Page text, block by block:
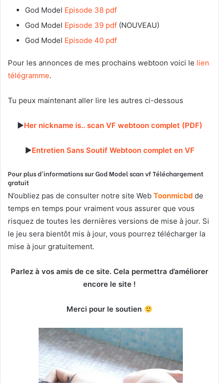
God Model Episode 38 pdf
God Model Episode 39 pdf (NOUVEAU)
God Model Episode 40 pdf
Pour les annonces de mes prochains webtoon voici le lien
télégramme.
Tu peux maintenant aller lire les autres ci-dessous
►Her nickname is.. scan VF webtoon complet (PDF)
►Entretien Sans Soutif Webtoon complet en VF
Pour plus d’informations sur God Model scan vf Téléchargement
gratuit
N’oubliez pas de consulter notre site Web Toonmicbd de
temps en temps pour vraiment vous assurer que vous
risquez de toutes les dernières versions de mise à jour. Si
le jeu sera bientôt mis à jour, vous pourrez télécharger la
mise à jour gratuitement.
Parlez à vos amis de ce site. Cela permettra d’améliorer
encore le site !
Merci pour le soutien